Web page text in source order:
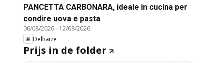
PANCETTA CARBONARA, ideale in cucina per
condire uova e pasta
06/08/2026- 12/08/2026
Delhaize
Prijs in de folder